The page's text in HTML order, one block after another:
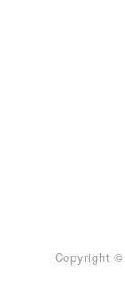
Copyright